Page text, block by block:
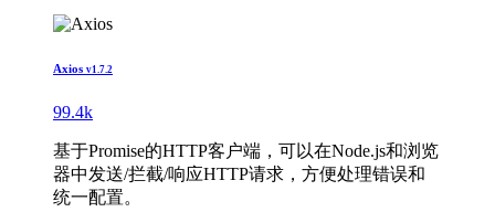
Axios v1.7.2
99.4k
基于Promise的HTTP客户端，可以在Node.js和浏览
器中发送/拦截/响应HTTP请求，方便处理错误和
统一配置。